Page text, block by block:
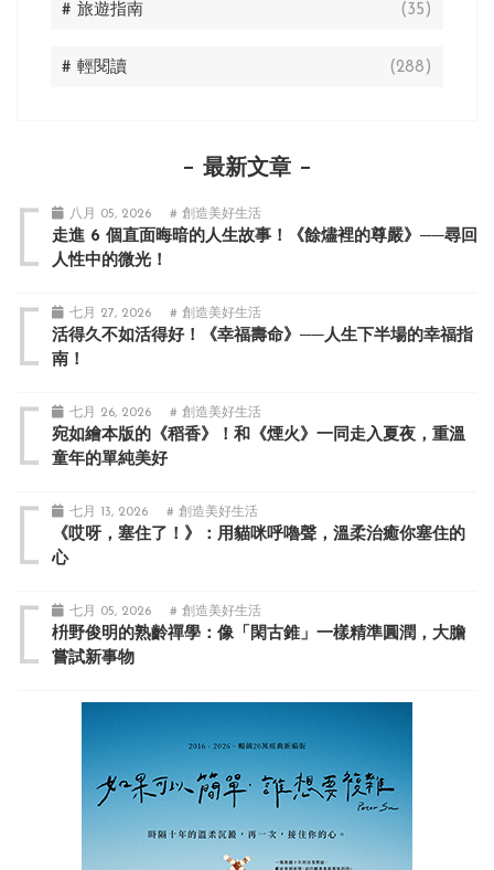
# 旅遊指南 (35)
# 輕閱讀 (288)
最新文章
八月 05, 2026 # 創造美好生活
走進 6 個直面晦暗的人生故事！《餘燼裡的尊嚴》──尋回
人性中的微光！
七月 27, 2026 # 創造美好生活
活得久不如活得好！《幸福壽命》──人生下半場的幸福指
南！
七月 26, 2026 # 創造美好生活
宛如繪本版的《稻香》！和《煙火》一同走入夏夜，重溫
童年的單純美好
七月 13, 2026 # 創造美好生活
《哎呀，塞住了！》：用貓咪呼嚕聲，溫柔治癒你塞住的
心
七月 05, 2026 # 創造美好生活
枡野俊明的熟齡禪學：像「閑古錐」一樣精準圓潤，大膽
嘗試新事物